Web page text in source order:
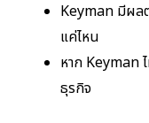
Keyman มีผล
แค่ไหน
หาก Keyman
ธุรกิจ